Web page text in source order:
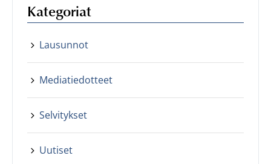
Kategoriat
Lausunnot
Mediatiedotteet
Selvitykset
Uutiset